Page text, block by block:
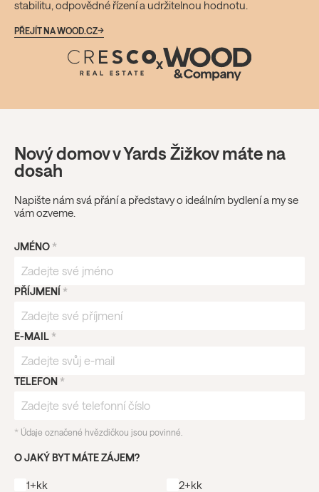
stabilitu, odpovědné řízení a udržitelnou hodnotu.
PŘEJÍT NA WOOD.CZ
x
Nový domov v Yards Žižkov máte na
dosah
Napište nám svá přání a představy o ideálním bydlení a my se
vám ozveme.
JMÉNO *
PŘÍJMENÍ *
E-MAIL *
TELEFON *
* Údaje označené hvězdičkou jsou povinné.
O JAKÝ BYT MÁTE ZÁJEM?
1+kk
2+kk